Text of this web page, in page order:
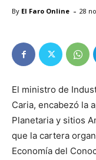
By El Faro Online - 28
El ministro de
Caria, encabezó la
Planetaria y sitios
que la cartera
Economía del